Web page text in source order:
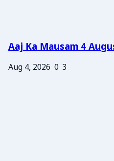
Aaj Ka Mausam 4
Aug 4, 2026 0 3